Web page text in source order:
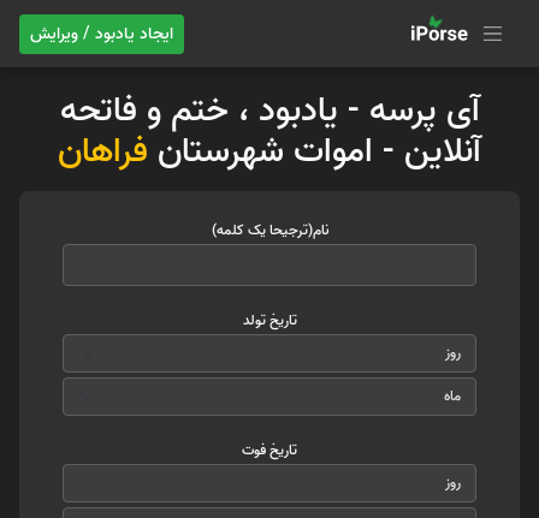
ایجاد یادبود / ویرایش
آی پرسه - یادبود ، ختم و فاتحه
آنلاین - اموات شهرستان فراهان
نام(ترجیحا یک کلمه)
تاریخ تولد
تاریخ فوت